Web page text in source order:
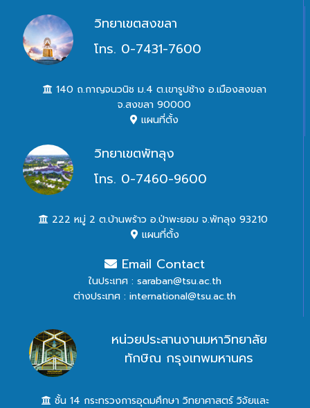
วิทยาเขตสงขลา
โทร. 0-7431-7600
140 ถ.กาญจนวนิช ม.4 ต.เขารูปช้าง อ.เมืองสงขลา
จ.สงขลา 90000
แผนที่ตั้ง
วิทยาเขตพัทลุง
โทร. 0-7460-9600
222 หมู่ 2 ต.บ้านพร้าว อ.ป่าพะยอม จ.พัทลุง 93210
แผนที่ตั้ง
Email Contact
ในประเทศ : saraban@tsu.ac.th
ต่างประเทศ : international@tsu.ac.th
หน่วยประสานงานมหาวิทยาลัย
ทักษิณ กรุงเทพมหานคร
ชั้น 14 กระทรวงการอุดมศึกษา วิทยาศาสตร์ วิจัยและ